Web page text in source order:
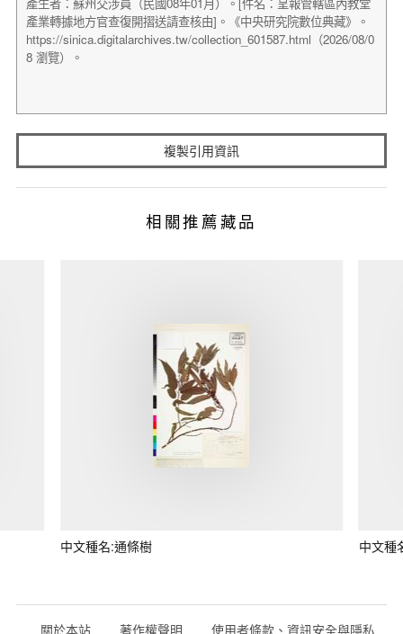
複製引用資訊
相關推薦藏品
中文種名:通條樹 中文種
關於本站 著作權聲明 使用者條款、資訊安全與隱私